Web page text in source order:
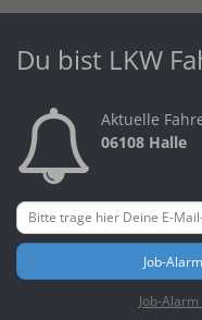
Du bist LKW
Aktuelle
06108 Halle
Job-Alarm
Job-